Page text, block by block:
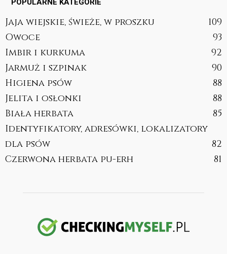
POPULARNE KATEGORIE
Jaja wiejskie, świeże, w proszku
109
Owoce
93
Imbir i kurkuma
92
Jarmuż i szpinak
90
Higiena psów
88
Jelita i osłonki
88
Biała herbata
85
Identyfikatory, adresówki, lokalizatory
dla psów
82
Czerwona herbata pu-erh
81